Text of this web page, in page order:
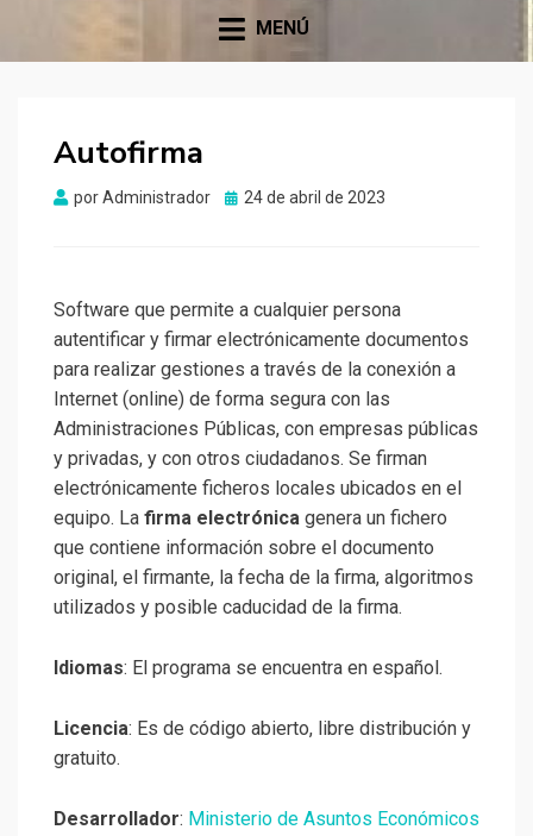
MENÚ
Autofirma
porAdministrador
Publicado
24 de abril de 2023
Software que permite a cualquier persona
autentificar y firmar electrónicamente documentos
para realizar gestiones a través de la conexión a
Internet (online) de forma segura con las
Administraciones Públicas, con empresas públicas
y privadas, y con otros ciudadanos. Se firman
electrónicamente ficheros locales ubicados en el
equipo. La firma electrónica genera un fichero
que contiene información sobre el documento
original, el firmante, la fecha de la firma, algoritmos
utilizados y posible caducidad de la firma.
Idiomas: El programa se encuentra en español.
Licencia: Es de código abierto, libre distribución y
gratuito.
Desarrollador: Ministerio de Asuntos Económicos